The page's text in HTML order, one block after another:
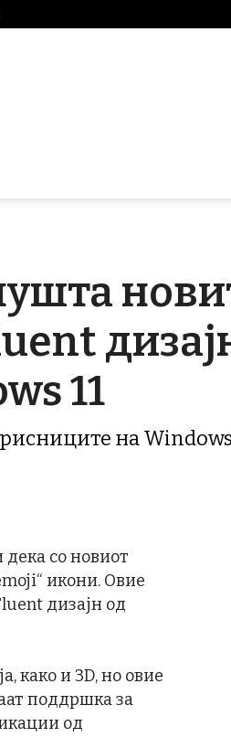
11
на
дека со новиот
икони. Овие
дизајн од
како и 3D, но овие
поддршка за
од